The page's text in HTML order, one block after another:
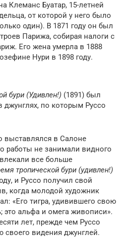
Клеманс Буатар, 15-летней
от которой у него было
один). В 1871 году он был
Парижа, собирая налоги с
Его жена умерла в 1888
Нури в 1898 году.
бури (Удивлен!) (1891) был
джунглях, по которым Руссо
выставлялся в Салоне
работы не занимали видного
все больше
тропической бури (удивлен!)
и Руссо получил свой
когда молодой художник
«Его тигра, удивившего свою
это альфа и омега живописи».
лет, прежде чем Руссо
своего видения джунглей.